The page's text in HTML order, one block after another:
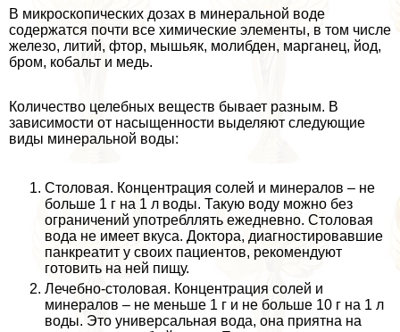
В микроскопических дозах в минеральной воде
содержатся почти все химические элементы, в том числе
железо, литий, фтор, мышьяк, молибден, марганец, йод,
бром, кобальт и медь.
Количество целебных веществ бывает разным. В
зависимости от насыщенности выделяют следующие
виды минеральной воды:
Столовая. Концентрация солей и минералов – не
больше 1 г на 1 л воды. Такую воду можно без
ограничений употрeбллять ежедневно. Столовая
вода не имеет вкуса. Доктора, диагностировавшие
панкреатит у своих пациентов, рекомендуют
готовить на ней пищу.
Лечебно-столовая. Концентрация солей и
минералов – не меньше 1 г и не больше 10 г на 1 л
воды. Это универсальная вода, она приятна на